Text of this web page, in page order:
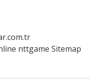
nttgame Sitemap